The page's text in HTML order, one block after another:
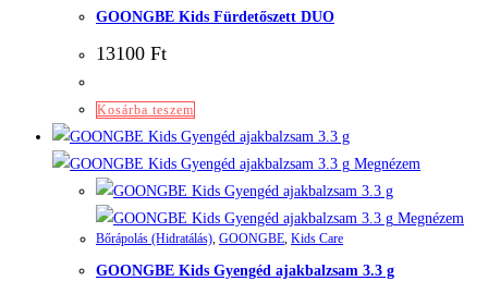
GOONGBE Kids Fürdetőszett DUO
13100 Ft
Kosárba teszem
Megnézem
Megnézem
Bőrápolás (Hidratálás) GOONGBE Kids Care
GOONGBE Kids Gyengéd ajakbalzsam 3.3 g